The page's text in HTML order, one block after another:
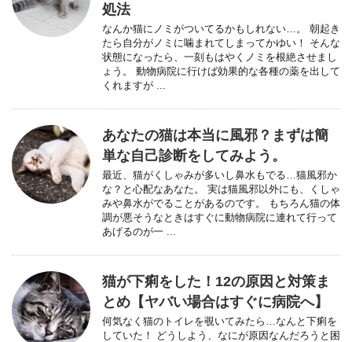
処法
なんか猫にノミがついてるかもしれない…。 朝起き
たら自分がノミに噛まれてしまってかゆい！ そんな
状態になったら、一刻もはやくノミを根絶させまし
ょう。 動物病院に行けば効果的な各種の薬を出して
くれますが ...
あなたの猫は本当に風邪？まずは簡
単な自己診断をしてみよう。
最近、猫がくしゃみが多いし鼻水もでる…猫風邪か
な？と心配なあなた。 実は猫風邪以外にも、くしゃ
みや鼻水がでることがあるのです。 もちろん猫の体
調が悪そうなときはすぐに動物病院に連れて行って
あげるのが一 ...
猫が下痢をした！12の原因と対策ま
とめ【ヤバい場合はすぐに病院へ】
何気なく猫のトイレを覗いてみたら…なんと下痢を
していた！ どうしよう、なにが原因なんだろうと困